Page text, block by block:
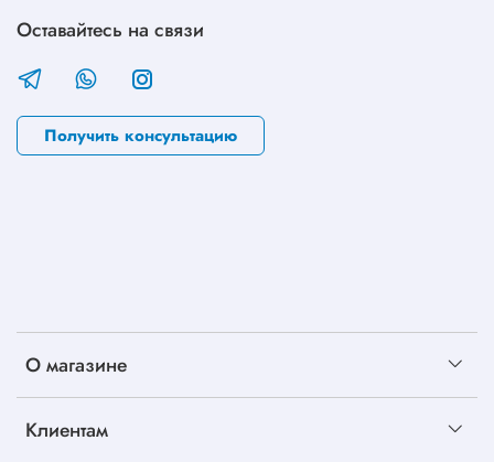
О магазине
Клиентам
Оставайтесь на связи
Получить консультацию